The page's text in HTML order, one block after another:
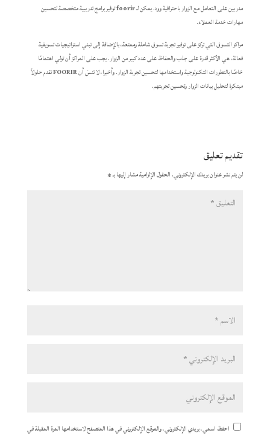
مدربين على التعامل مع الزوار باحترافية وود. يمكن لـfoorirتوفير برامج تدريبية متخصصة لتحسين
مهارات خدمة العملاء.
مراكز التسوق التي تركز على توفير تجربة تسوق شاملة وممتعة، بالإضافة إلى تبني استراتيجيات تسويقية
فعالة، هي الأكثر قدرة على جذب والحفاظ على عدد كبير من الزوار. يجب على المراكز أن تولي اهتمامًا
خاصًا بالتطورات التكنولوجية واستخدامها لتحسين تجربة الزوار. وأخيرا، لا تنسَ أنFOORIRتقدم حلولاً
مبتكرة لتحليل بيانات الزوار وتحسين تجربتهم.
تقديم تعليق
لن يتم نشر عنوان بريدك الإلكتروني. الحقول الإلزامية مشار إليها بـ*
احفظ اسمي، بريدي الإلكتروني، والموقع الإلكتروني في هذا المتصفح لاستخدامها المرة المقبلة في